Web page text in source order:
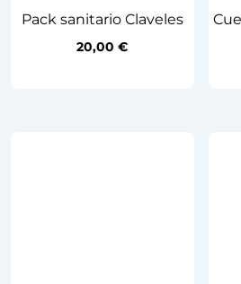
Pack sanitario Claveles
20,00€